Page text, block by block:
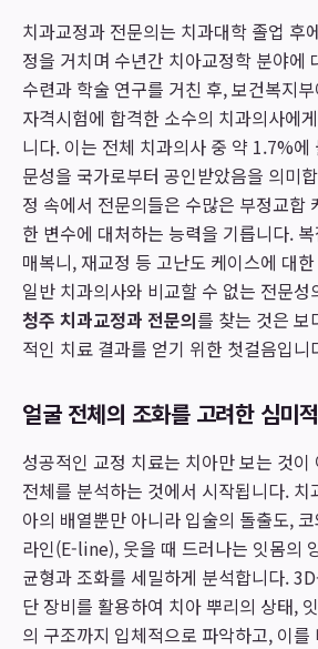
치과교정과 전문의는 치과대학 졸업 후
정을 거치며 수년간 치아교정학 분야에
수련과 학술 연구를 거친 후, 보건복지
자격시험에 합격한 소수의 치과의사에
니다. 이는 전체 치과의사 중 약 1.7%에
문성을 국가로부터 공인받았음을 의미
정 속에서 전문의들은 수많은 부정교합
한 변수에 대처하는 능력을 기릅니다.
매복니, 재교정 등 고난도 케이스에 대
일반 치과의사와 비교할 수 없는 전문성
청주 치과교정과 전문의를 찾는 것은 보
적인 치료 결과를 얻기 위한 첫걸음입니
얼굴 전체의 조화를 고려한 심미
성공적인 교정 치료는 치아만 보는 것이
전체를 분석하는 것에서 시작됩니다. 치
아의 배열뿐만 아니라 입술의 돌출도,
라인(E-line), 웃을 때 드러나는 잇몸의
균형과 조화를 세밀하게 분석합니다.
단 장비를 활용하여 치아 뿌리의 상태,
의 구조까지 입체적으로 파악하고, 이